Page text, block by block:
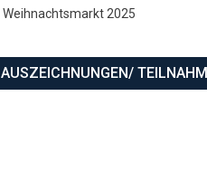
Weihnachtsmarkt 2025
AUSZEICHNUNGEN/